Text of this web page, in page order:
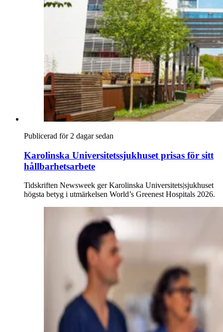
Publicerad för 2 dagar sedan
Karolinska Universitetssjukhuset prisas för sitt
hållbarhetsarbete
Tidskriften Newsweek ger Karolinska Universitets|sjukhuset
högsta betyg i utmärkelsen World’s Greenest Hospitals 2026.